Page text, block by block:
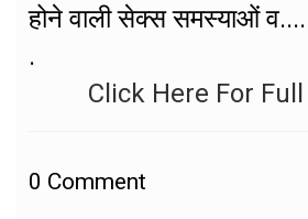
होने वाली सेक्स समस्याओं
.
Click Here For
0 Comment